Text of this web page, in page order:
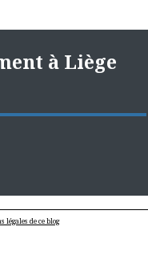
à Liège
légales de ce blog